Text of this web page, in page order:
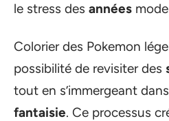
le stress des années
Colorier des Pokemon
possibilité de revisiter des
tout en s’immergeant
fantaisie. Ce processus